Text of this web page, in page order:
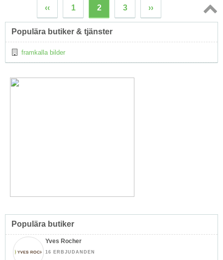
‹‹ 1 2 3 ››
Topp
Populära butiker & tjänster
framkalla bilder
Populära butiker
Yves Rocher
16 ERBJUDANDEN